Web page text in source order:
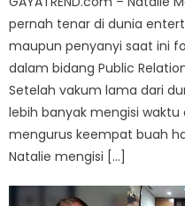
pernah tenar di dunia
maupun penyanyi saat ini
dalam bidang Public
Setelah vakum lama dari
lebih banyak mengisi
mengurus keempat buah
Natalie mengisi […]